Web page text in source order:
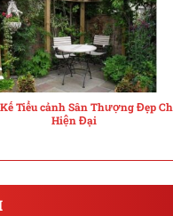
Tiểu cảnh Sân Thượng Đẹp
Hiện Đại